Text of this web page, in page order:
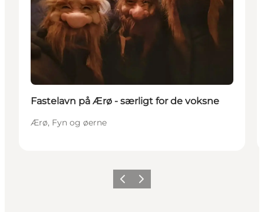
Fastelavn på Ærø - særligt for de voksne
Ærø, Fyn og øerne
ForrigeNæste